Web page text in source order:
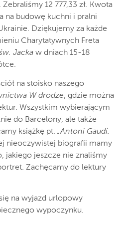
. Zebraliśmy 12 777,33 zł. Kwota
na budowę kuchni i pralni
Dziękujemy za każde
Charytatywnych Freta
Jacka w dniach 15-18
na stoisko naszego
W drodze, gdzie można
Wszystkim wybierającym
do Barcelony, ale także
książkę pt. „Antoni Gaudí.
nieoczywistej biografii mamy
jakiego jeszcze nie znaliśmy
Zachęcamy do lektury
na wyjazd urlopowy
wypoczynku.